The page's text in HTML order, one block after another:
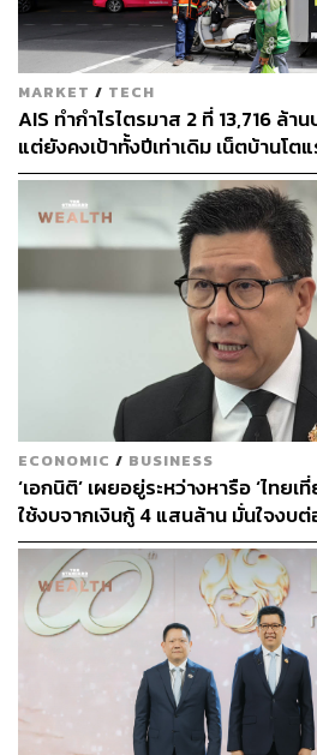
ด้านศูนย์วิจัย Krungthai
ว่า กนง. จะปรับขึ้นดอกเบี้ยต่อเนื่อง
2566 จากอัตราเงินเฟ้อทั่วไปปี
แตะระดับขอบบนของกรอบเป้าหมาย
ของปี 2566 อัตราเงินเฟ้อมีแนวโน้
เป็นปัจจัยสำคัญที่ กนง. อาจพิจารณา
อย่างค่อยเป็นค่อยไป และคาดว่าอัต
ขึ้นไปแตะระดับ 2% ในปี 2566
ข่าวที่เกี่ยวข้อง
ธนาคารออมสิน เปิดตัวเงินฝา
งสุด 4.5% และ 10% หวังส่งเ
เปิดสถิติ 9 เดือนแรกปี 65 ธน
ปล่มมากที่สุด
ไม่ตกขบวน! ไทยพาณิชย์ปรับ
OR 0.25% พร้อมขยับดอกเบี้ย
0%
สามารถติดตาม THE
ผ่านแอปพลิเคชันต่างๆ ที่คุณสะดวกห
MARKET / TECH
AIS ทำกำไรไตรมาส 2 ที่ 13,716 ล้า
แต่ยังคงเป้าทั้งปีเท่าเดิม เน็ตบ้านโต
ECONOMIC / BUSINESS
‘เอกนิติ’ เผยอยู่ระหว่างหารือ ‘ไทย
ใช้งบจากเงินกู้ 4 แสนล้าน มั่นใจงบต่
เฟส 2 มีเพียงพอ